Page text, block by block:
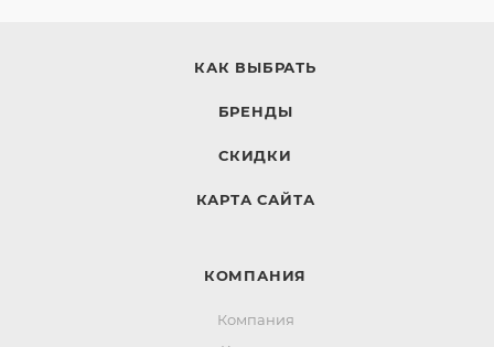
КАК ВЫБРАТЬ
БРЕНДЫ
СКИДКИ
КАРТА САЙТА
КОМПАНИЯ
Компания